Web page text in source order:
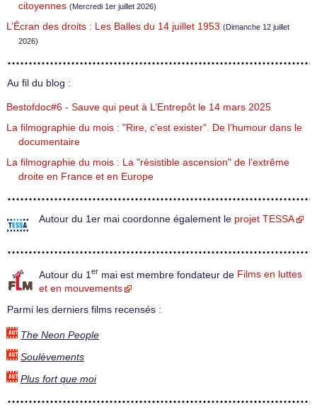
citoyennes (Mercredi 1er juillet 2026)
L’Écran des droits : Les Balles du 14 juillet 1953 (Dimanche 12 juillet
2026)
Au fil du blog :
Bestofdoc#6 - Sauve qui peut à L’Entrepôt le 14 mars 2025
La filmographie du mois : "Rire, c’est exister". De l’humour dans le
documentaire
La filmographie du mois : La "résistible ascension" de l’extrême
droite en France et en Europe
Autour du 1er mai coordonne également le projet TESSA
Autour du 1 er mai est membre fondateur de Films en luttes
et en mouvements
Parmi les derniers films recensés :
The Neon People
Soulèvements
Plus fort que moi